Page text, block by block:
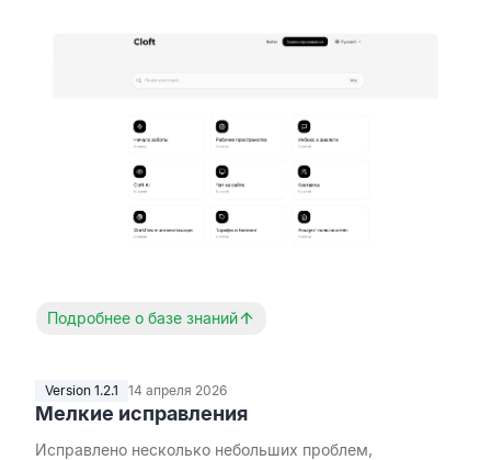
Подробнее о базе знаний
Version 1.2.1 14 апреля 2026
Мелкие исправления
Исправлено несколько небольших проблем,